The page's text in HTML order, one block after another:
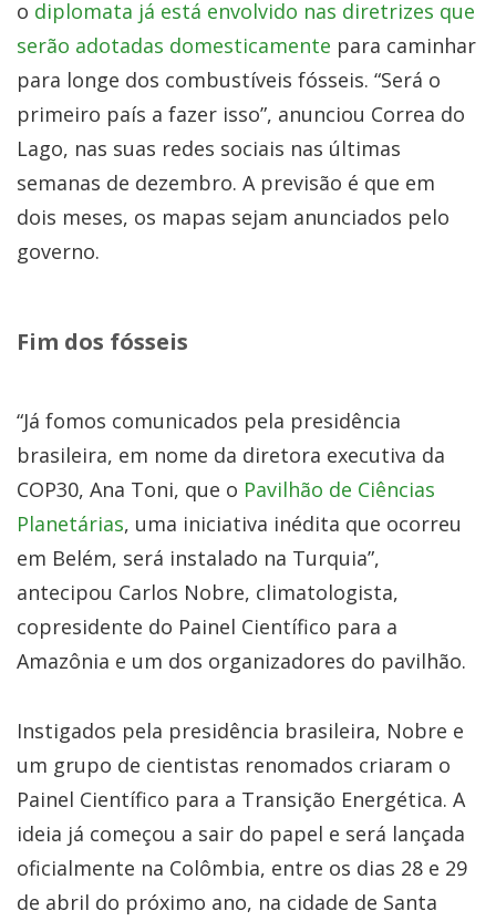
o diplomata já está envolvido nas diretrizes que
serão adotadas domesticamente para caminhar
para longe dos combustíveis fósseis. “Será o
primeiro país a fazer isso”, anunciou Correa do
Lago, nas suas redes sociais nas últimas
semanas de dezembro. A previsão é que em
dois meses, os mapas sejam anunciados pelo
governo.
Fim dos fósseis
“Já fomos comunicados pela presidência
brasileira, em nome da diretora executiva da
COP30, Ana Toni, que o Pavilhão de Ciências
Planetárias, uma iniciativa inédita que ocorreu
em Belém, será instalado na Turquia”,
antecipou Carlos Nobre, climatologista,
copresidente do Painel Científico para a
Amazônia e um dos organizadores do pavilhão.
Instigados pela presidência brasileira, Nobre e
um grupo de cientistas renomados criaram o
Painel Científico para a Transição Energética. A
ideia já começou a sair do papel e será lançada
oficialmente na Colômbia, entre os dias 28 e 29
de abril do próximo ano, na cidade de Santa